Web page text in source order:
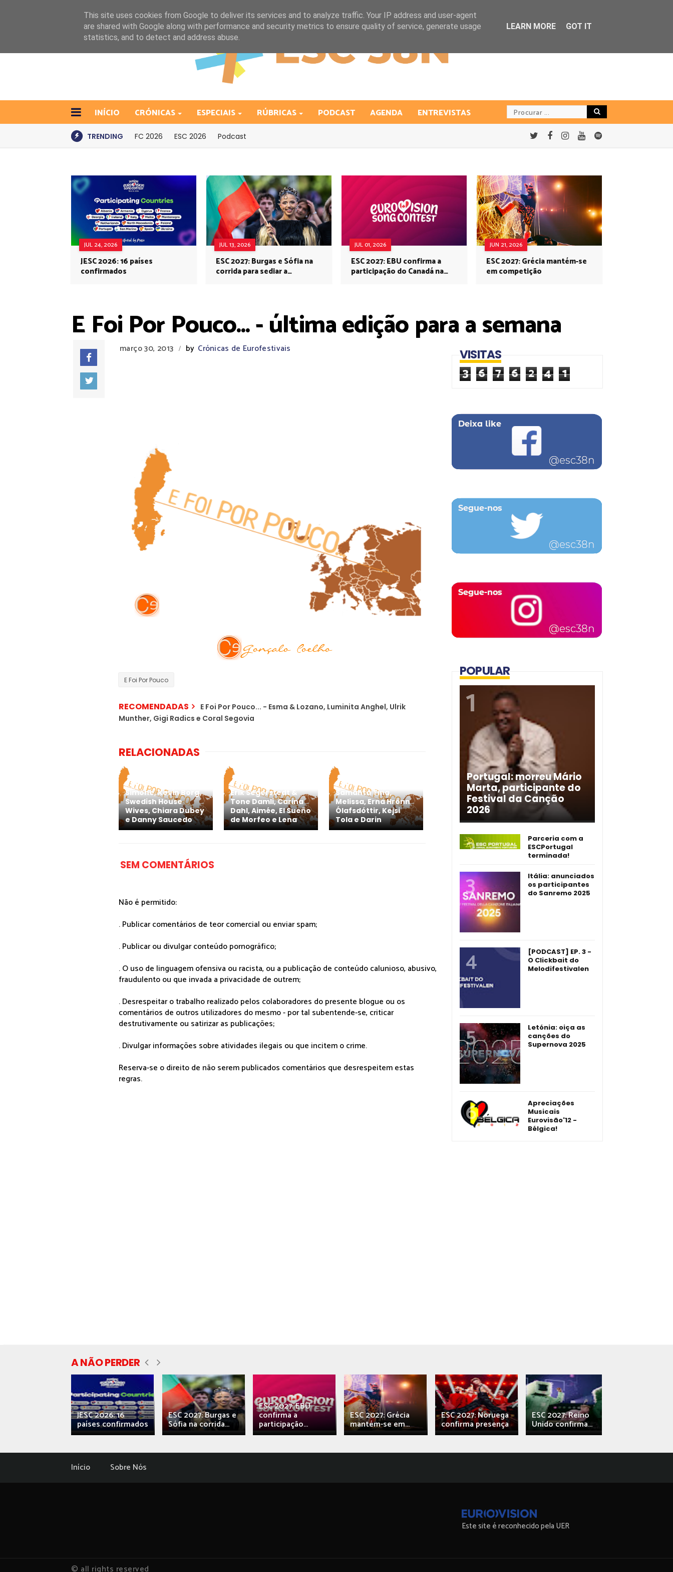
INÍCIO CRÓNICAS ESPECIAIS RÚBRICAS PODCAST AGENDA ENTREVISTAS
TRENDING FC 2026 ESC 2026 Podcast
JUL 24, 2026
JESC 2026: 16 países
confirmados
JUL 13, 2026
ESC 2027: Burgas e Sófia na
corrida para sediar a
JUL 01, 2026
ESC 2027: EBU confirma a
participação do Canadá na
JUN 21, 2026
ESC 2027: Grécia mantém-se
em competição
E Foi Por Pouco... - última edição para a semana
março 30, 2013 / by Crónicas de Eurofestivais
E Foi Por Pouco
RECOMENDADAS
E Foi Por Pouco... - Esma & Lozano, Luminita Anghel, Ulrik
Munther, Gigi Radics e Coral Segovia
RELACIONADAS
E Foi Por Pouco... -
Simone, Kevin Borg,
Swedish House
Wives, Chiara Dubey
e Danny Saucedo
E Foi Por Pouco... -
Erik Segerstedt &
Tone Damli, Carina
Dahl, Aimée, El Sueño
de Morfeo e Lena
E Foi Por Pouco... -
Samanta Tina,
Melissa, Erna Hrönn
Ólafsdóttir, Kejsi
Tola e Darin
SEM COMENTÁRIOS
Não é permitido:
. Publicar comentários de teor comercial ou enviar spam;
. Publicar ou divulgar conteúdo pornográfico;
. O uso de linguagem ofensiva ou racista, ou a publicação de conteúdo calunioso, abusivo,
fraudulento ou que invada a privacidade de outrem;
. Desrespeitar o trabalho realizado pelos colaboradores do presente blogue ou os
comentários de outros utilizadores do mesmo - por tal subentende-se, criticar
destrutivamente ou satirizar as publicações;
. Divulgar informações sobre atividades ilegais ou que incitem o crime.
Reserva-se o direito de não serem publicados comentários que desrespeitem estas
regras.
VISITAS
3 6 7 6 2 4 1
POPULAR
Portugal: morreu Mário
Marta, participante do
Festival da Canção
2026
Parceria com a
ESCPortugal
terminada!
Itália: anunciados
os participantes
do Sanremo 2025
[PODCAST] EP. 3 -
O Clickbait do
Melodifestivalen
Letónia: oiça as
canções do
Supernova 2025
Apreciações
Musicais
Eurovisão'12 -
Bélgica!
A NÃO PERDER
JESC 2026: 16
países confirmados
ESC 2027: Burgas e
Sófia na corrida...
ESC 2027: EBU
confirma a
participação...
ESC 2027: Grécia
mantém-se em...
ESC 2027: Noruega
confirma presença
ESC 2027: Reino
Unido confirma...
Início Sobre Nós
Este site é reconhecido pela UER
© all rights reserved
This site uses cookies from Google to deliver its services and to analyze traffic. Your IP address and user-agent
are shared with Google along with performance and security metrics to ensure quality of service, generate usage
statistics, and to detect and address abuse.
LEARN MORE GOT IT